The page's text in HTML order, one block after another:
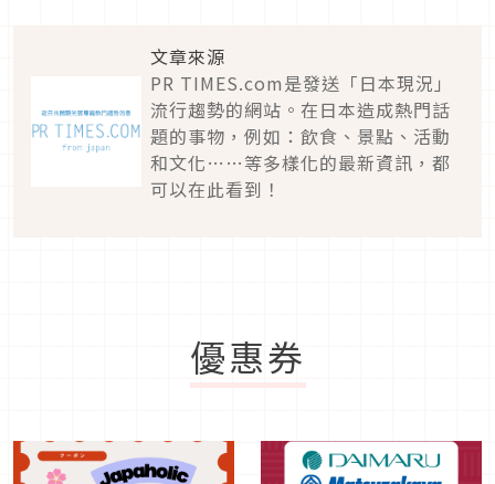
文章來源
PR TIMES.com是發送「日本現況」
流行趨勢的網站。在日本造成熱門話
題的事物，例如：飲食、景點、活動
和文化……等多樣化的最新資訊，都
可以在此看到！
優惠券